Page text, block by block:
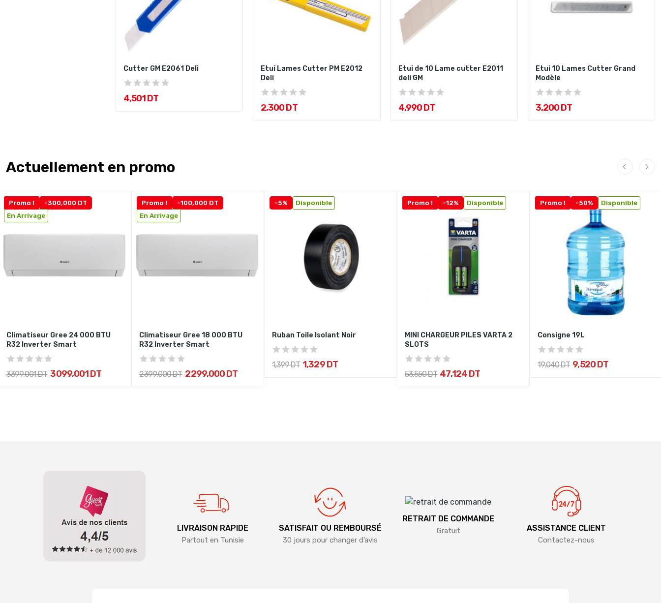
Cutter GM E2061 Deli
4,501 DT
Etui Lames Cutter PM E2012
Deli
2,300 DT
Etui de 10 Lame cutter E2011
deli GM
4,990 DT
Etui 10 Lames Cutter Grand
Modèle
3,200 DT
Actuellement en promo
Promo !
-300,000 DT
En Arrivage
Climatiseur Gree 24 000 BTU
R32 Inverter Smart
3 399,001 DT 3 099,001 DT
Promo !
-100,000 DT
En Arrivage
Climatiseur Gree 18 000 BTU
R32 Inverter Smart
2 399,000 DT 2 299,000 DT
-5% Disponible
Ruban Toile Isolant Noir
1,399 DT 1,329 DT
Promo ! -12% Disponible
MINI CHARGEUR PILES VARTA 2
SLOTS
53,550 DT 47,124 DT
Promo ! -50% Disponible
Consigne 19L
19,040 DT 9,520 DT
LIVRAISON RAPIDE
Partout en Tunisie
SATISFAIT OU REMBOURSÉ
30 jours pour changer d’avis
RETRAIT DE COMMANDE
Gratuit ASSISTANCE CLIENT
Contactez-nous